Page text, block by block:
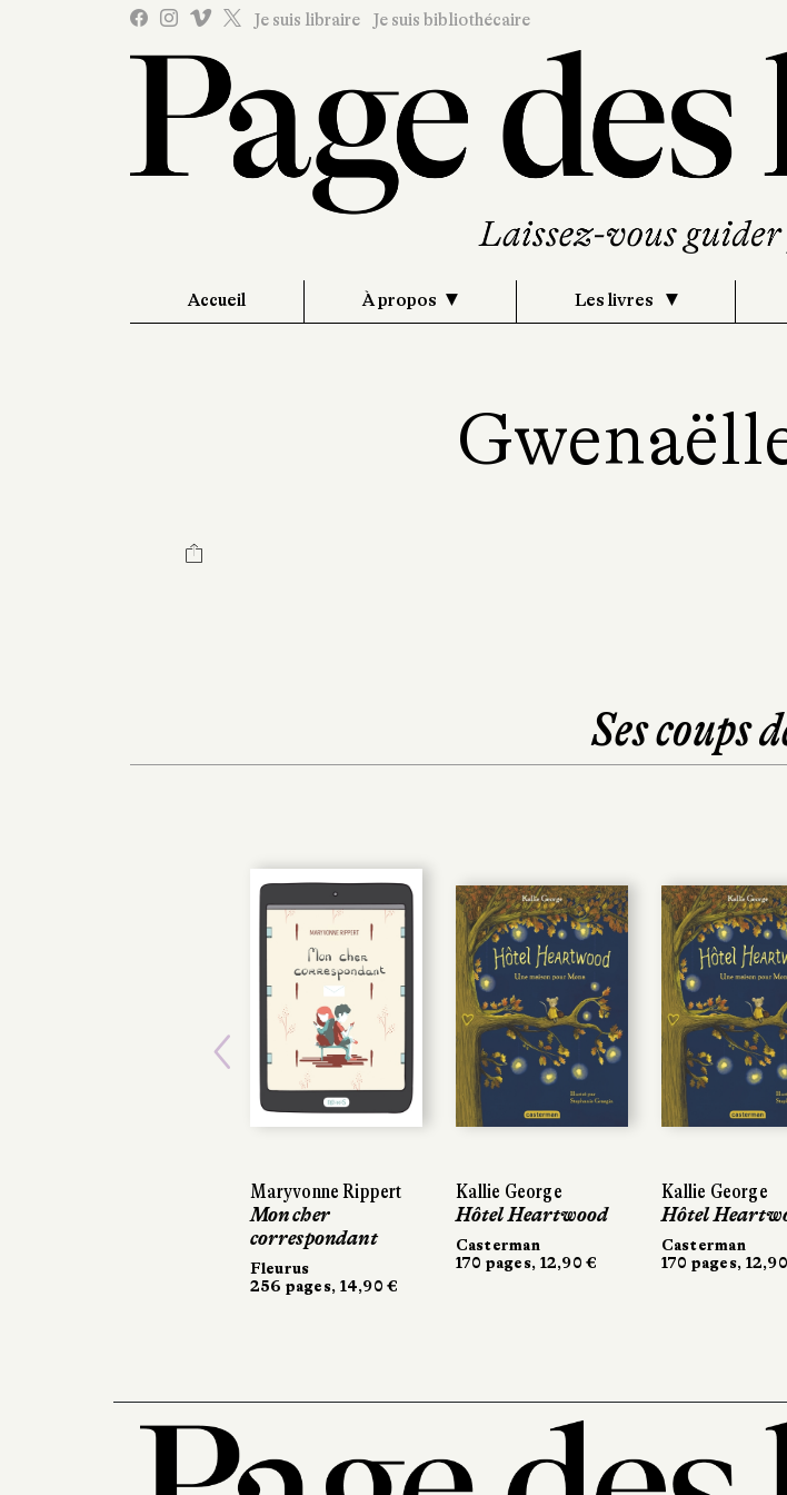
Je suis libraire Je suis bibliothécaire
Accueil À propos Les livres
Ses coups
Maryvonne Rippert
Mon cher
correspondant
Fleurus
256 pages, 14,90 €
Kallie George
Hôtel Heartwood
Casterman
170 pages, 12,90 €
Kallie George
Hôtel
Casterman
170 pages,
Previous